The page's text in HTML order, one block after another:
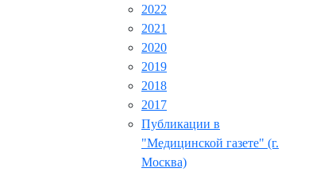
2022
2021
2020
2019
2018
2017
Публикации в
"Медицинской газете" (г.
Москва)